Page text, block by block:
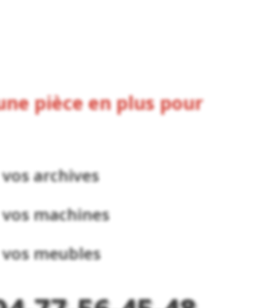
pièce en plus pour
vos archives
vos machines
vos meubles